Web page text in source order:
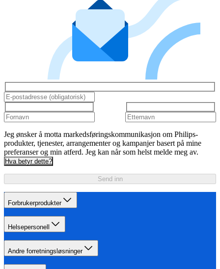
Jeg ønsker å motta markedsføringskommunikasjon om Philips-
produkter, tjenester, arrangementer og kampanjer basert på mine
preferanser og min atferd. Jeg kan når som helst melde meg av.
Hva betyr dette?
Send inn
Forbrukerprodukter
Helsepersonell
Andre forretningsløsninger